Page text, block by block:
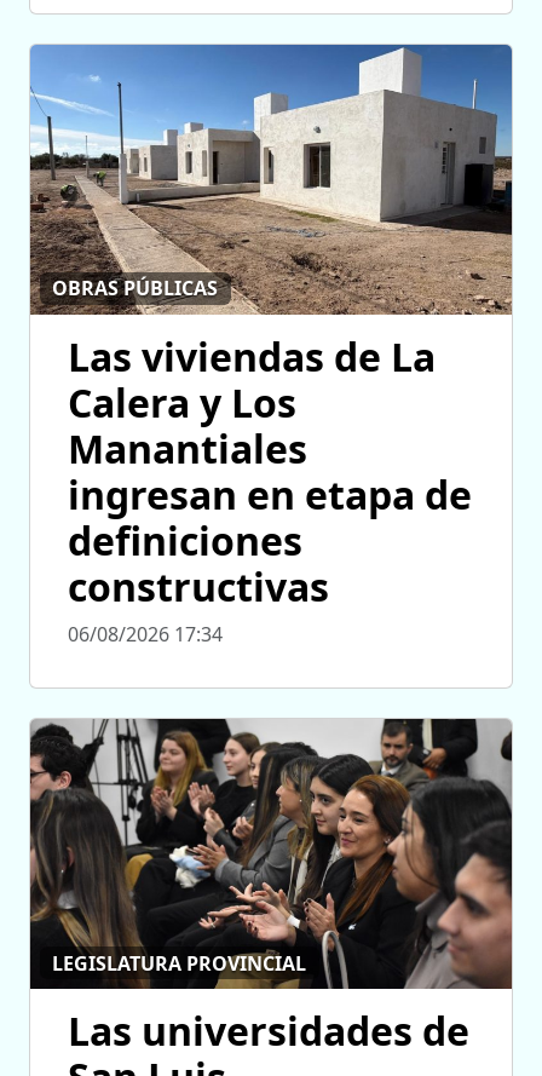
OBRAS PÚBLICAS
Las viviendas de La
Calera y Los
Manantiales
ingresan en etapa de
definiciones
constructivas
06/08/2026 17:34
LEGISLATURA PROVINCIAL
Las universidades de